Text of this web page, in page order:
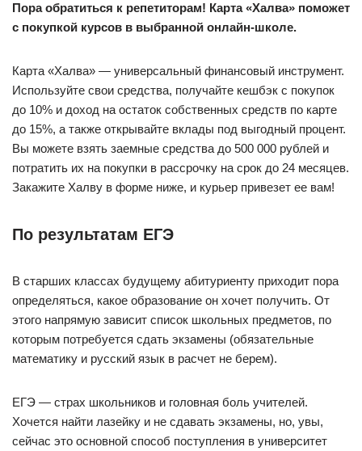
Пора обратиться к репетиторам! Карта «Халва» поможет
с покупкой курсов в выбранной онлайн-школе.
Карта «Халва» — универсальный финансовый инструмент.
Используйте свои средства, получайте кешбэк с покупок
до 10% и доход на остаток собственных средств по карте
до 15%, а также открывайте вклады под выгодный процент.
Вы можете взять заемные средства до 500 000 рублей и
потратить их на покупки в рассрочку на срок до 24 месяцев.
Закажите Халву в форме ниже, и курьер привезет ее вам!
По результатам ЕГЭ
В старших классах будущему абитуриенту приходит пора
определяться, какое образование он хочет получить. От
этого напрямую зависит список школьных предметов, по
которым потребуется сдать экзамены (обязательные
математику и русский язык в расчет не берем).
ЕГЭ — страх школьников и головная боль учителей.
Хочется найти лазейку и не сдавать экзамены, но, увы,
сейчас это основной способ поступления в университет